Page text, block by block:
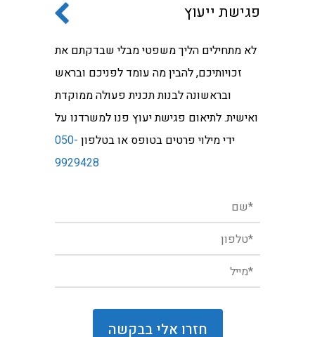
פגישת ייעוץ
לא מתחילים הליך משפטי מבלי שבדקתם את
זכויותיכם, להבין מה עומד לפניכם ובראש
ובראשונה לבנות תכנית פעולה ממוקדת
ואישית. לתיאום פגישת יעוץ פנו למשרדנו על
ידי מילוי פרטים בטופס או בטלפון 050-
9929428